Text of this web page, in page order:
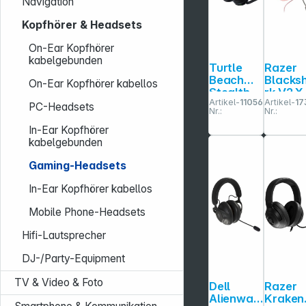
Kopfhörer & Headsets
On-Ear Kopfhörer
kabelgebunden
On-Ear Kopfhörer kabellos
PC-Headsets
In-Ear Kopfhörer
kabelgebunden
Gaming-Headsets
In-Ear Kopfhörer kabellos
Mobile Phone-Headsets
Hifi-Lautsprecher
DJ-/Party-Equipment
TV & Video & Foto
Turtle
Beach
Stealth
700 GEN
3 Xbox,
schwarz
Artikel-
Nr.:
110569
Razer
rk V2 X -
Quartz
Artikel-
Nr.:
Dell
Alienwar
Razer
Kraken